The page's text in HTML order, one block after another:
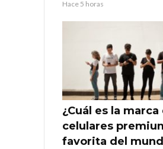
Hace 5 horas
¿Cuál es la marca
celulares
favorita del